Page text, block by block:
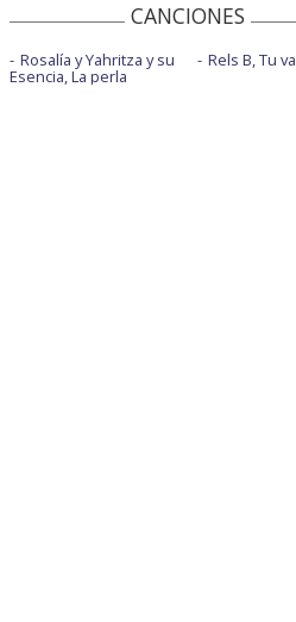
CANCIONES
Rosalía y Yahritza y su
Esencia, La perla
Rels B, Tu